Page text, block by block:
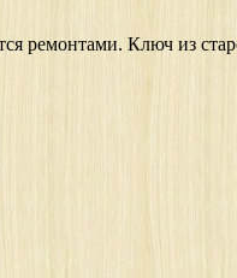
ремонтами. Ключ из